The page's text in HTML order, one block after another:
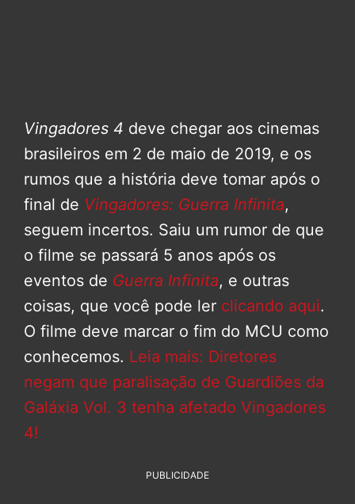
Vingadores 4 deve chegar aos cinemas
brasileiros em 2 de maio de 2019, e os
rumos que a história deve tomar após o
final de Vingadores: Guerra Infinita,
seguem incertos. Saiu um rumor de que
o filme se passará 5 anos após os
eventos de Guerra Infinita, e outras
coisas, que você pode ler clicando aqui.
O filme deve marcar o fim do MCU como
conhecemos. Leia mais: Diretores
negam que paralisação de Guardiões da
Galáxia Vol. 3 tenha afetado Vingadores
4!
PUBLICIDADE